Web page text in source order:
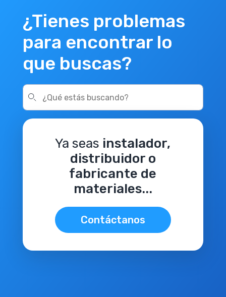
¿Tienes problemas
para encontrar lo
que buscas?
Ya seas instalador,
distribuidor o
fabricante de
materiales...
Contáctanos